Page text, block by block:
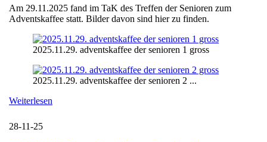
Am 29.11.2025 fand im TaK des Treffen der Senioren zum
Adventskaffee statt. Bilder davon sind hier zu finden.
2025.11.29. adventskaffee der senioren 1 gross
2025.11.29. adventskaffee der senioren 2 ...
Weiterlesen
28-11-25